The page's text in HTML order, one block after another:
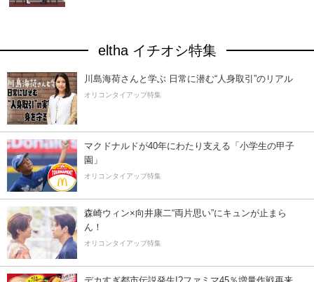
eltha イチオシ特集
川島海荷さんと学ぶ 日常に潜む“人身取引”のリアル
オリコンタイアップ特集
マクドナルドが40年にわたり支える「小学生の甲子
園」
オリコンタイアップ特集
森崎ウィン×向井康二“両片思い”にキュンが止まら
ん！
オリコンタイアップ特集